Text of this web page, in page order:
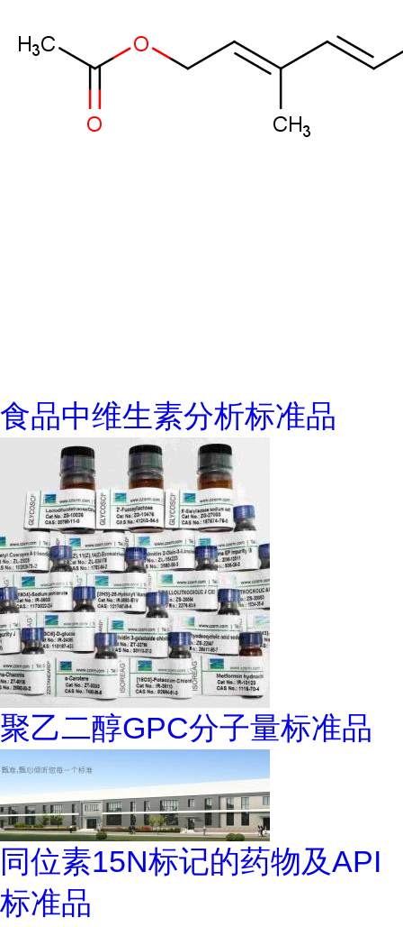
食品中维生素分析标准品
聚乙二醇GPC分子量标准品
同位素15N标记的药物及API
标准品